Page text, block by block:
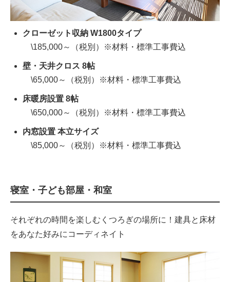
クローゼット収納 W1800タイプ
\185,000～（税別）※材料・標準工事費込
壁・天井クロス 8帖
\65,000～（税別）※材料・標準工事費込
床暖房設置 8帖
\650,000～（税別）※材料・標準工事費込
内窓設置 本立サイズ
\85,000～（税別）※材料・標準工事費込
寝室・子ども部屋・和室
それぞれの時間を楽しむくつろぎの場所に！建具と床材
をあなた好みにコーディネイト